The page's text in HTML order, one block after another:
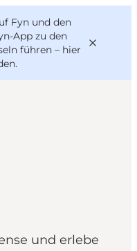
Fyn und den
App zu den
führen – hier
.
und erlebe